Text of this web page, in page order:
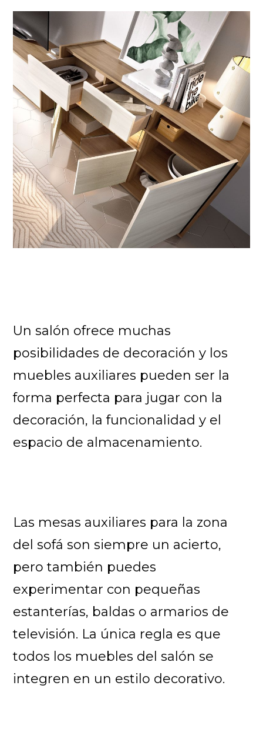
Un salón ofrece muchas
posibilidades de decoración y los
muebles auxiliares pueden ser la
forma perfecta para jugar con la
decoración, la funcionalidad y el
espacio de almacenamiento.
Las mesas auxiliares para la zona
del sofá son siempre un acierto,
pero también puedes
experimentar con pequeñas
estanterías, baldas o armarios de
televisión. La única regla es que
todos los muebles del salón se
integren en un estilo decorativo.